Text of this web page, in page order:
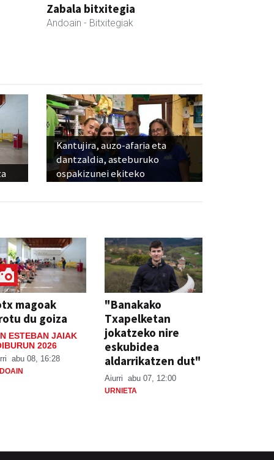
Zabala bitxitegia
Andoain - Bitxitegiak
Kantujira, auzo-afaria eta
dantzaldia, asteburuko
ospakizunei ekiteko
magoak
du goiza
ESTEBAN JAIAK
2026
abu 08, 16:28
"Banakako
Txapelketan
jokatzeko nire
eskubidea
aldarrikatzen dut"
Aiurri abu 07, 12:00
URNIETA